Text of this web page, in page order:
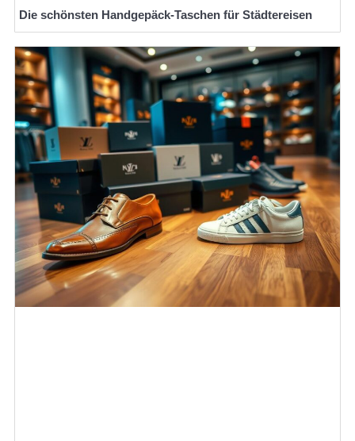
Die schönsten Handgepäck-Taschen für Städtereisen